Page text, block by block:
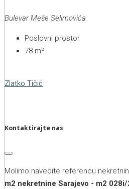
Bulevar Meše Selimovića
Poslovni prostor
78 m²
Zlatko Tičić
Kontaktirajte nas
Molimo navedite referencu
m2 nekretnine Sarajevo - m2